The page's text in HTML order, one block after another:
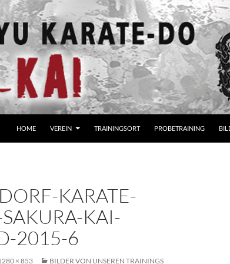
HOME VEREIN TRAININGSORT PROBETRAINING
KARATE-
KAI-
2015-6
× 853 BILDER VON UNSEREN TRAININGS